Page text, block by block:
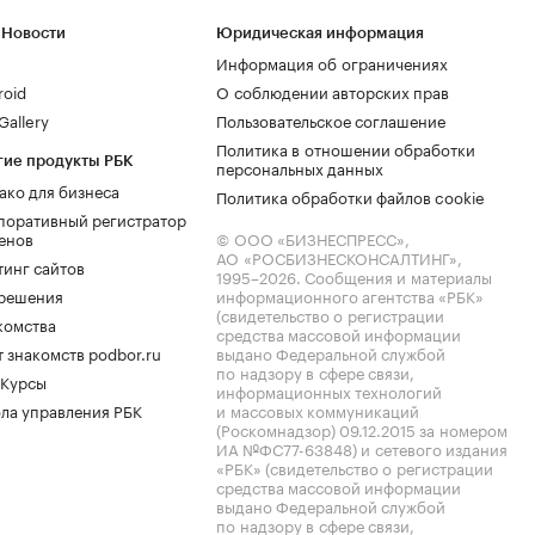
продукты РБК
для бизнеса
регистратор
сайтов
знакомств podbor.ru
управления РБК
Юридическая информация
Информация об ограничениях
О соблюдении авторских прав
Пользовательское соглашение
Политика в отношении обработки
персональных данных
Политика обработки файлов cookie
© ООО «БИЗНЕСПРЕСС»,
АО «РОСБИЗНЕСКОНСАЛТИНГ»,
1995–2026. Сообщения и материалы
информационного агентства «РБК»
(свидетельство о регистрации
средства массовой информации
выдано Федеральной службой
по надзору в сфере связи,
информационных технологий
и массовых коммуникаций
(Роскомнадзор) 09.12.2015 за номером
ИА №ФС77-63848) и сетевого издания
«РБК» (свидетельство о регистрации
средства массовой информации
выдано Федеральной службой
по надзору в сфере связи,